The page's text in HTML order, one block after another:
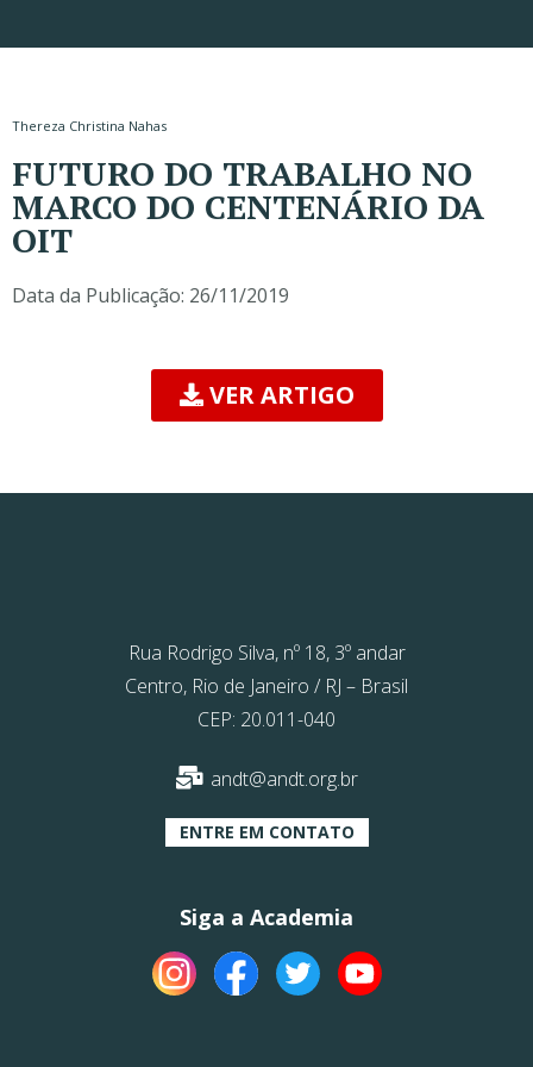
Thereza Christina Nahas
FUTURO DO TRABALHO NO
MARCO DO CENTENÁRIO DA
OIT
Data da Publicação: 26/11/2019
VER ARTIGO
Rua Rodrigo Silva, nº 18, 3º andar
Centro, Rio de Janeiro / RJ – Brasil
CEP: 20.011-040
andt@andt.org.br
ENTRE EM CONTATO
Siga a Academia